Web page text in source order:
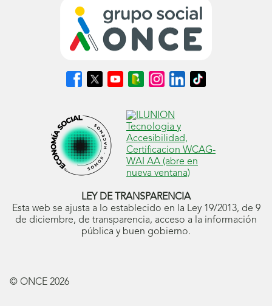
Síguenos
en
abrirá
en
ventana
nueva)
Síguenos
en
abrirá
en
ventana
nueva)
Síguenos
en
abrirá
en
ventana
nueva)
Síguenos
en
Blog
ONCE
(se
abrirá
en
ventana
nueva)
Síguenos
en
(se
abrirá
en
ventana
nueva)
Síguenos
en
(se
abrirá
en
ventana
nueva)
Síguenos
en
ventana
nueva)
LEY DE TRANSPARENCIA
Esta web se ajusta a lo establecido en la Ley 19/2013, de 9
de diciembre, de transparencia, acceso a la información
pública y buen gobierno.
© ONCE 2026